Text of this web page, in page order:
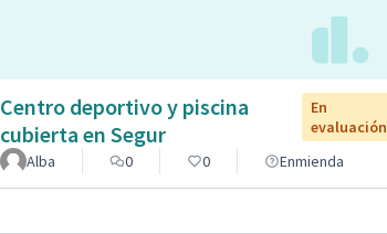
Centro deportivo y piscina
cubierta en Segur
En
evaluación
Alba
0 0 Enmienda